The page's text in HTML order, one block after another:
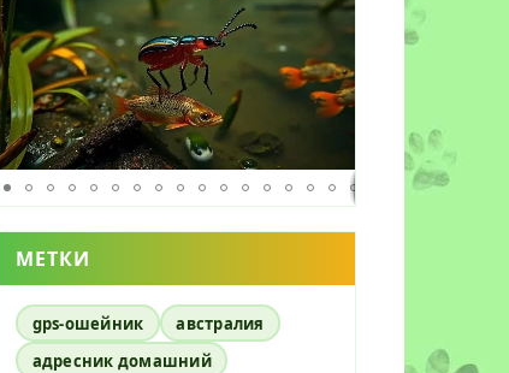
МЕТКИ
gps-ошейник
австралия
адресник домашний